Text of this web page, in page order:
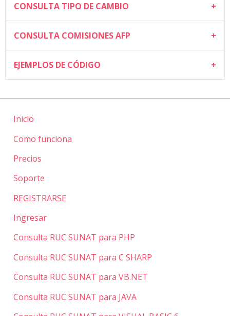
CONSULTA TIPO DE CAMBIO
CONSULTA COMISIONES AFP
EJEMPLOS DE CÓDIGO
Inicio
Como funciona
Precios
Soporte
REGISTRARSE
Ingresar
Consulta RUC SUNAT para PHP
Consulta RUC SUNAT para C SHARP
Consulta RUC SUNAT para VB.NET
Consulta RUC SUNAT para JAVA